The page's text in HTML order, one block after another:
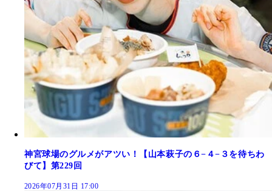
神宮球場のグルメがアツい！【山本萩子の６−４−３を待ちわ
びて】第229回
2026年07月31日 17:00